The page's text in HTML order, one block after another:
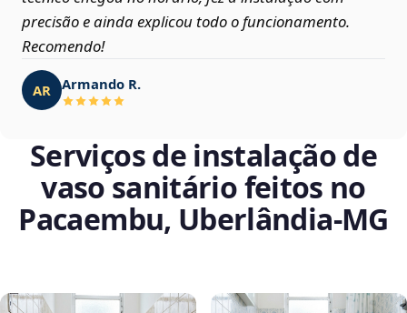
precisão e ainda explicou todo o funcionamento.
Recomendo!
AR Armando R.
Serviços de instalação de
vaso sanitário feitos no
Pacaembu, Uberlândia‑MG